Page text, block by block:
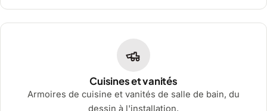
Cuisines et vanités
Armoires de cuisine et vanités de salle de bain, du
dessin à l'installation.